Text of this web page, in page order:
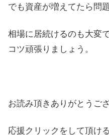
でも資産が増えてたら問
相場に居続けるのも大変
コツ頑張りましょう。
お読み頂きありがとうご
応援クリックをして頂け